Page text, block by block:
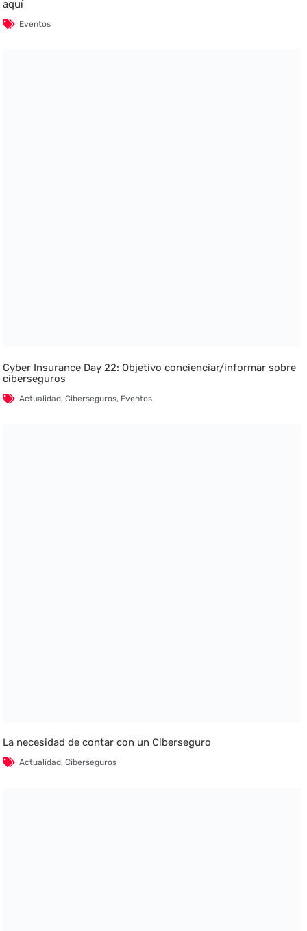
aquí
Eventos
Cyber Insurance Day 22: Objetivo concienciar/informar sobre
ciberseguros
Actualidad,Ciberseguros, Eventos
La necesidad de contar con un Ciberseguro
Actualidad,Ciberseguros